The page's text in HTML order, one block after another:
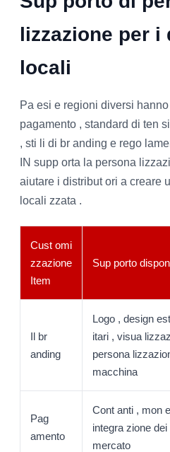
lizzazione per
locali
Pa esi e regioni diversi
pagamento , standard di ten
, sti li di br anding e rego
IN supp orta la persona
aiutare i distribut ori a creare
locali zzata .
Cust omi
zzazione
Item
Sup porto
Il br
anding
Logo , design
itari , visua
persona
macchina
Pag
amento
Cont anti , mon
integra zione
mercato